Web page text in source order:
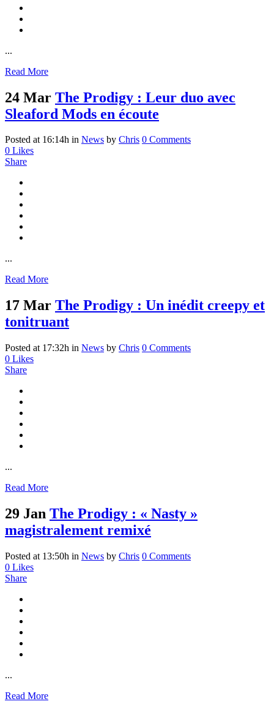
...
Read More
24 Mar The Prodigy : Leur duo avec
Sleaford Mods en écoute
Posted at 16:14h in News by Chris 0 Comments
0 Likes
Share
...
Read More
17 Mar The Prodigy : Un inédit creepy et
tonitruant
Posted at 17:32h in News by Chris 0 Comments
0 Likes
Share
...
Read More
29 Jan The Prodigy : « Nasty »
magistralement remixé
Posted at 13:50h in News by Chris 0 Comments
0 Likes
Share
...
Read More